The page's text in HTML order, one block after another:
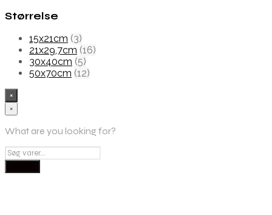
Størrelse
15x21cm (3)
21x29,7cm (16)
30x40cm (5)
50x70cm (12)
×
×
What are you looking for?